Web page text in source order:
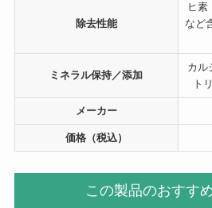
除去性能
ヒ素
など
ミネラル保持／添加
カル
ト
メーカー
価格（税込）
この製品のおすす